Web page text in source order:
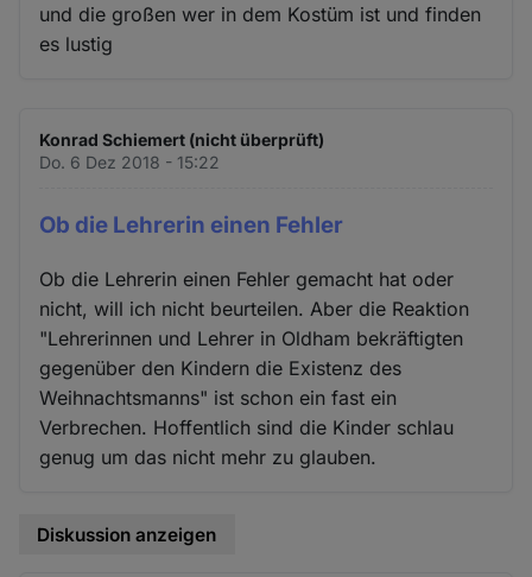
und die großen wer in dem Kostüm ist und finden
es lustig
Konrad Schiemert (nicht überprüft)
Do. 6 Dez 2018 - 15:22
Ob die Lehrerin einen Fehler
Ob die Lehrerin einen Fehler gemacht hat oder
nicht, will ich nicht beurteilen. Aber die Reaktion
"Lehrerinnen und Lehrer in Oldham bekräftigten
gegenüber den Kindern die Existenz des
Weihnachtsmanns" ist schon ein fast ein
Verbrechen. Hoffentlich sind die Kinder schlau
genug um das nicht mehr zu glauben.
Diskussion anzeigen